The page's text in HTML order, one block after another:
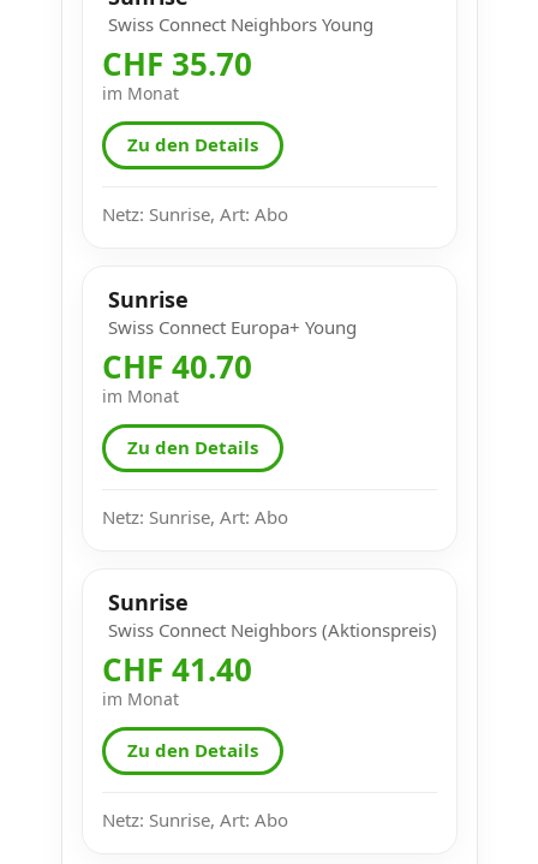
Swiss Connect Neighbors Young
CHF 35.70
im Monat
Zu den Details
Netz: Sunrise, Art: Abo
Sunrise
Swiss Connect Europa+ Young
CHF 40.70
im Monat
Zu den Details
Netz: Sunrise, Art: Abo
Sunrise
Swiss Connect Neighbors (Aktionspreis)
CHF 41.40
im Monat
Zu den Details
Netz: Sunrise, Art: Abo